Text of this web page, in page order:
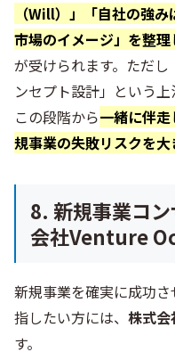
（Will）」「自社の強
市場のイメージ」を整理
が受けられます。ただ
ンセプト設計」という上
この段階から一緒に伴
規事業の失敗リスクを大
8. 新規事業コ
会社Venture
新規事業を確実に成功
指したい方には、 株式
す。